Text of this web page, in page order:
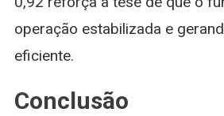
operação estabilizada e
eficiente.
Conclusão